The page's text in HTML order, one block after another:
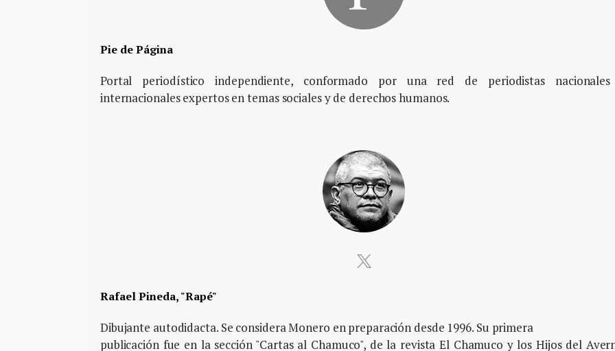
Pie de Página
Portal periodístico independiente, conformado por una red de periodistas
internacionales expertos en temas sociales y de derechos humanos.
Rafael Pineda, "Rapé"
Dibujante autodidacta. Se considera Monero en preparación desde 1996. Su primera
publicación fue en la sección "Cartas al Chamuco", de la revista El Chamuco y los Hijos del